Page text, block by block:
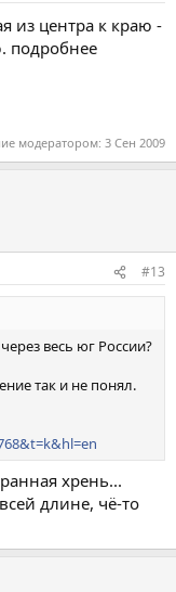
из центра к краю -
подробнее
модератором: 3 Сен 2009
#13
весь юг России?
так и не понял.
хрень...
длине, чё-то